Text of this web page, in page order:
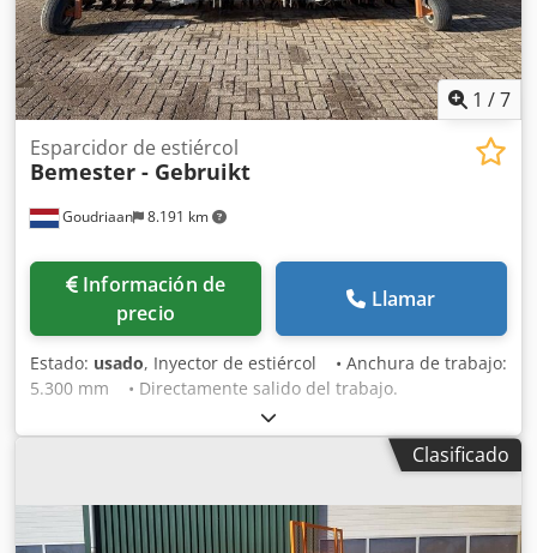
1 /7
Goudriaan 8.191 km
Esparcidor de estiércol
Bemester - Gebruikt
Información de
precio
Llamar
Estado: usado, Inyector de estiércol • Anchura de trabajo:
5.300 mm • Directamente salido del trabajo.
Dwjdeyhxaropfx Abzsa Estado: Usado
Clasificado